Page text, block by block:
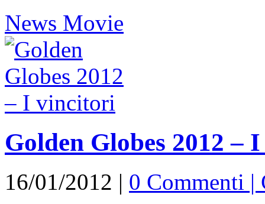
News Movie
Golden Globes 2012 –
16/01/2012 | 0 Commenti |